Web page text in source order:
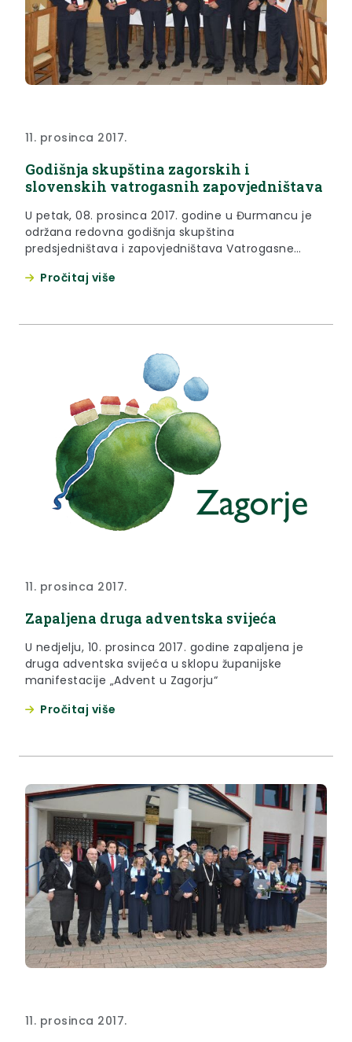
11. prosinca 2017.
Godišnja skupština zagorskih i
slovenskih vatrogasnih zapovjedništava
U petak, 08. prosinca 2017. godine u Đurmancu je
održana redovna godišnja skupština
predsjedništava i zapovjedništava Vatrogasne
zveze Šmarje pri Jelšah.
Pročitaj više
11. prosinca 2017.
Zapaljena druga adventska svijeća
U nedjelju, 10. prosinca 2017. godine zapaljena je
druga adventska svijeća u sklopu županijske
manifestacije „Advent u Zagorju“
Pročitaj više
11. prosinca 2017.